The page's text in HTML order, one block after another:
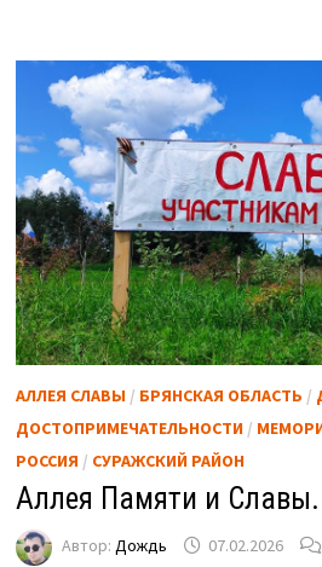
АЛЛЕЯ СЛАВЫ / БРЯНСКАЯ ОБЛАСТЬ /
ДОСТОПРИМЕЧАТЕЛЬНОСТИ/
РОССИЯ / СУРАЖСКИЙ РАЙОН
Аллея Памяти и
Автор: Дождь 07.02.2026